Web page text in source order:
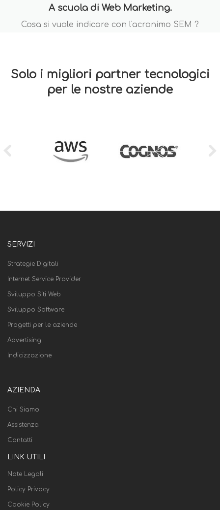
A scuola di Web Marketing.
Cosa si vuole indicare con l'acronimo SEM ?
Solo i migliori partner tecnologici
per le nostre aziende
SERVIZI
Strategie Digitali
Internet Service Provider
Sviluppo Siti Web
Sviluppo Software
Progetti per le aziende
Advertising
Indicizzazione
AZIENDA
Chi Siamo
Assistenza
Contatti
LINK UTILI
Note Legali
Policy Privacy
Cookie Policy